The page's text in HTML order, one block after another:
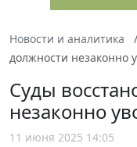
Новости и аналитика
должности незаконно
Суды
незаконно
11 июня 2025 14:05